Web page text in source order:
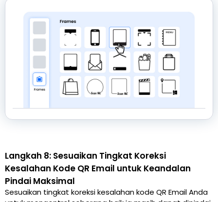
Langkah 8: Sesuaikan Tingkat Koreksi
Kesalahan Kode QR Email untuk Keandalan
Pindai Maksimal
Sesuaikan tingkat koreksi kesalahan kode QR Email Anda